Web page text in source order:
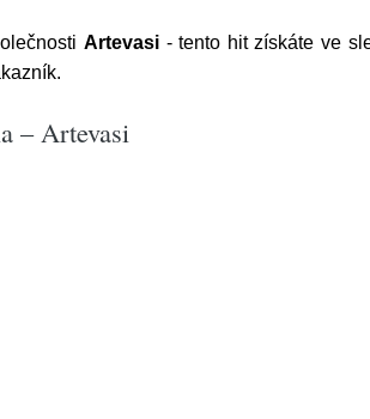
Artevasi - tento hit získáte ve
– Artevasi